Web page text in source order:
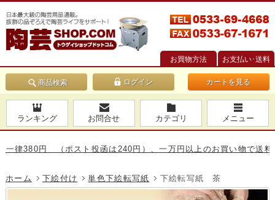
お買物方法 お支払い･送料
商品検索 カートを見る
ランキング お問合せ カテゴリ メニュー
380円 （ポスト投函は240円）、一万円以上のお買い物で送料無料
ホーム 下絵付け 単色下絵転写紙 下絵転写紙 茶